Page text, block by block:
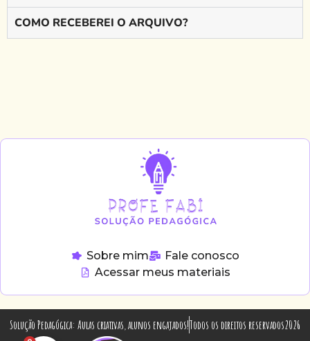
COMO RECEBEREI O ARQUIVO?
Sobre mim
Fale conosco
Acessar meus materiais
Solução Pedagógica: Aulas criativas, alunos engajados!Todos os direitos reservados2026